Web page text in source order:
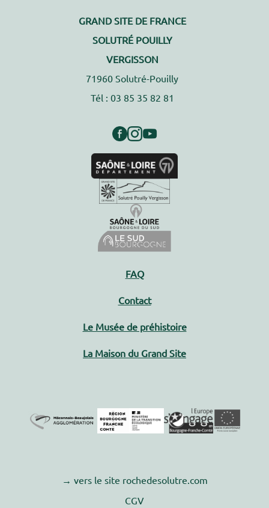
GRAND SITE DE FRANCE
SOLUTRÉ POUILLY
VERGISSON
71960 Solutré-Pouilly
Tél : 03 85 35 82 81
FAQ
Contact
Le Musée de préhistoire
La Maison du Grand Site
→ vers le site rochedesolutre.com
CGV